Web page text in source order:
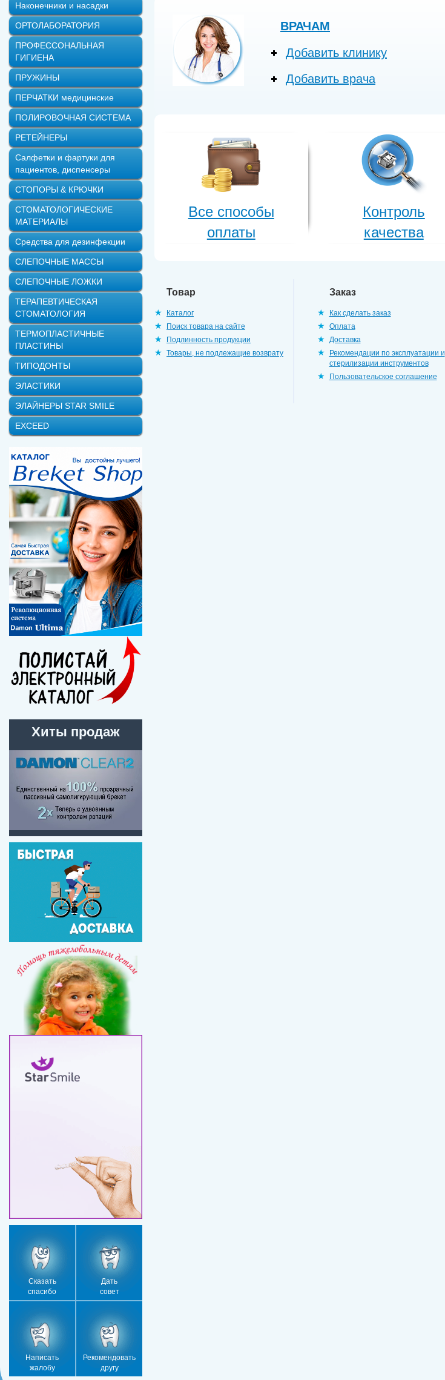
ВРАЧАМ
Добавить клинику
Добавить врача
Все способы
оплаты
Контроль
качества
Товар
Каталог
Поиск товара на сайте
Подлинность продукции
Товары, не подлежащие возврату
Заказ
Как сделать заказ
Оплата
Доставка
Рекомендации по эксплуатации и
стерилизации инструментов
Пользовательское соглашение
Наконечники и насадки
ОРТОЛАБОРАТОРИЯ
ПРОФЕССОНАЛЬНАЯ
ГИГИЕНА
ПРУЖИНЫ
ПЕРЧАТКИ медицинские
ПОЛИРОВОЧНАЯ СИСТЕМА
РЕТЕЙНЕРЫ
Салфетки и фартуки для
пациентов, диспенсеры
СТОПОРЫ & КРЮЧКИ
СТОМАТОЛОГИЧЕСКИЕ
МАТЕРИАЛЫ
Средства для дезинфекции
СЛЕПОЧНЫЕ МАССЫ
СЛЕПОЧНЫЕ ЛОЖКИ
ТЕРАПЕВТИЧЕСКАЯ
СТОМАТОЛОГИЯ
ТЕРМОПЛАСТИЧНЫЕ
ПЛАСТИНЫ
ТИПОДОНТЫ
ЭЛАСТИКИ
ЭЛАЙНЕРЫ STAR SMILE
EXCEED
Хиты продаж
Сказать
спасибо
Дать
совет
Написать
жалобу
Рекомендовать
другу